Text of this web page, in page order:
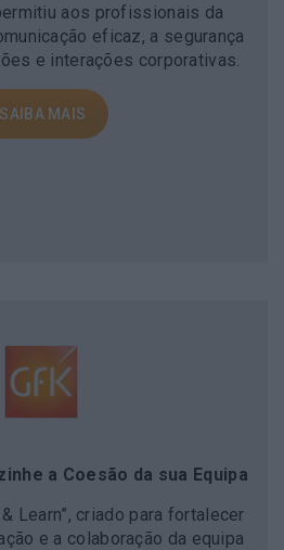
aos profissionais da
eficaz, a segurança
e interações corporativas.
a Coesão da sua Equipa
Learn”, criado para fortalecer
e a colaboração da equipa